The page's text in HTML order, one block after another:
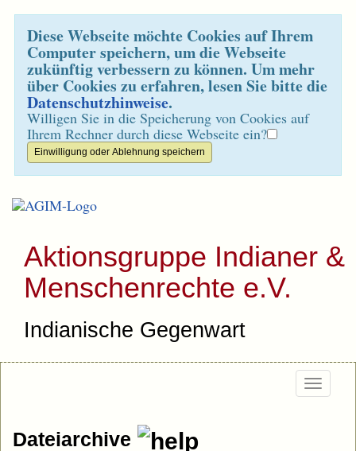
Diese Webseite möchte Cookies auf Ihrem
Computer speichern, um die Webseite
zukünftig verbessern zu können. Um mehr
über Cookies zu erfahren, lesen Sie bitte die
Datenschutzhinweise.
Willigen Sie in die Speicherung von Cookies auf
Ihrem Rechner durch diese Webseite ein?
Aktionsgruppe Indianer &
Menschenrechte e.V.
Indianische Gegenwart
Dateiarchive